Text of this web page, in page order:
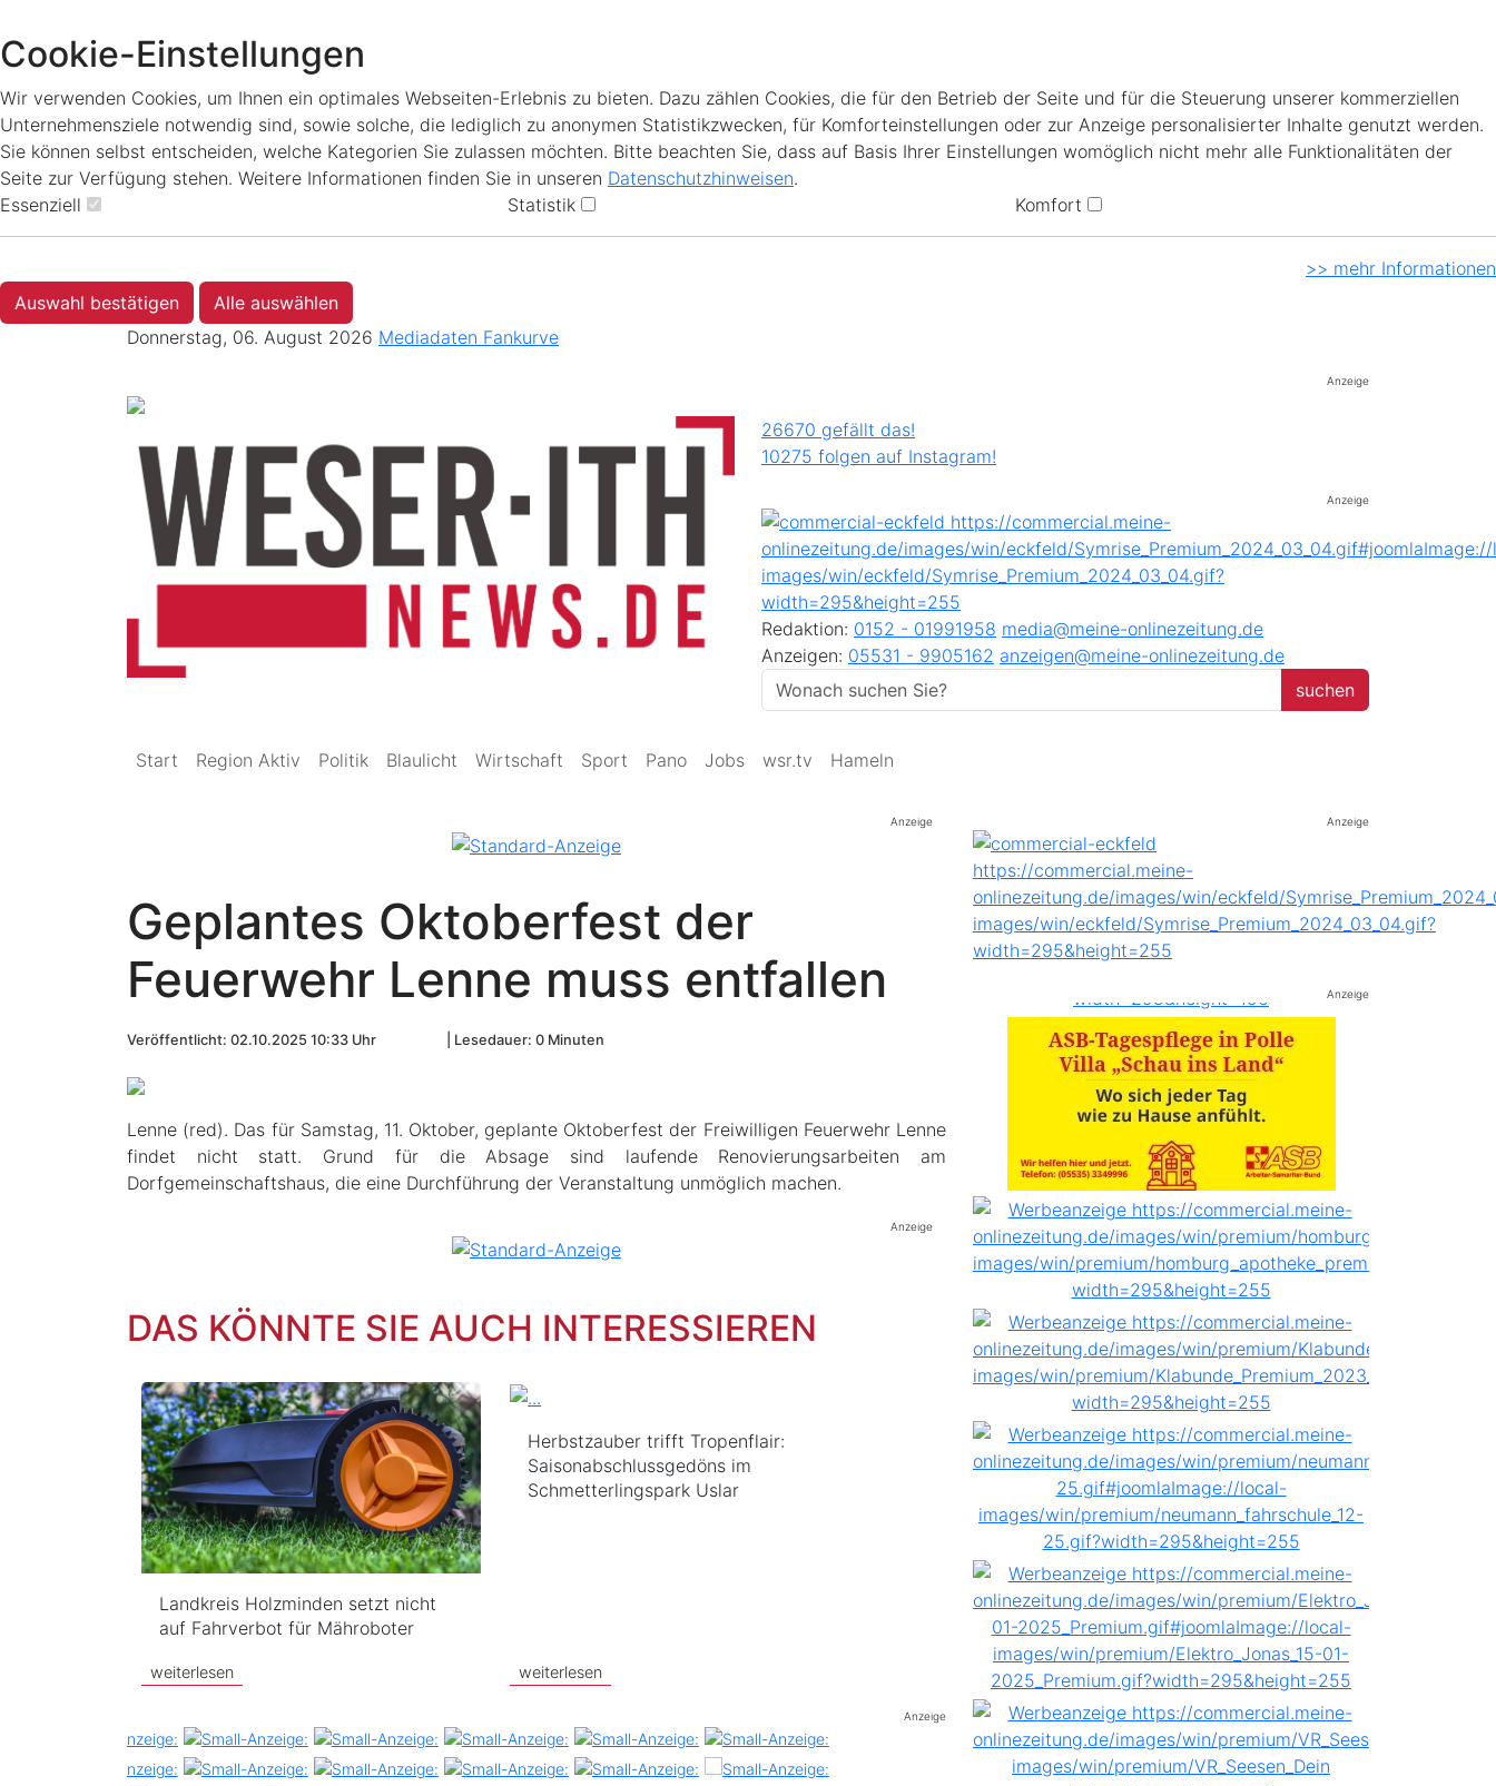
Cookie-Einstellungen
Wir verwenden Cookies, um Ihnen ein optimales Webseiten-Erlebnis zu bieten. Dazu zählen Cookies, die für den Betrieb der Seite und für die Steuerung unserer kommerziellen
Unternehmensziele notwendig sind, sowie solche, die lediglich zu anonymen Statistikzwecken, für Komforteinstellungen oder zur Anzeige personalisierter Inhalte genutzt werden.
Sie können selbst entscheiden, welche Kategorien Sie zulassen möchten. Bitte beachten Sie, dass auf Basis Ihrer Einstellungen womöglich nicht mehr alle Funktionalitäten der
Seite zur Verfügung stehen. Weitere Informationen finden Sie in unseren Datenschutzhinweisen.
Essenziell
Statistik Komfort
>> mehr Informationen
Auswahl bestätigen
Alle auswählen
Donnerstag, 06. August 2026 Mediadaten Fankurve
Anzeige
26670 gefällt das!
10275 folgen auf Instagram!
Anzeige
Redaktion: 0152 - 01991958 media@meine-onlinezeitung.de
Anzeigen: 05531 - 9905162 anzeigen@meine-onlinezeitung.de
Start Region Aktiv Politik Blaulicht Wirtschaft Sport Pano Jobs wsr.tv Hameln
Anzeige
Geplantes Oktoberfest der
Feuerwehr Lenne muss entfallen
Veröffentlicht: 02.10.2025 10:33 Uhr Lesedauer: 0 Minuten
Lenne (red). Das für Samstag, 11. Oktober, geplante Oktoberfest der Freiwilligen Feuerwehr Lenne
findet nicht statt. Grund für die Absage sind laufende Renovierungsarbeiten am
Dorfgemeinschaftshaus, die eine Durchführung der Veranstaltung unmöglich machen.
Anzeige
DAS KÖNNTE SIE AUCH INTERESSIEREN
Landkreis Holzminden setzt nicht
auf Fahrverbot für Mähroboter
weiterlesen
Herbstzauber trifft Tropenflair:
Saisonabschlussgedöns im
Schmetterlingspark Uslar
weiterlesen
Anzeige
Anzeige
Anzeige